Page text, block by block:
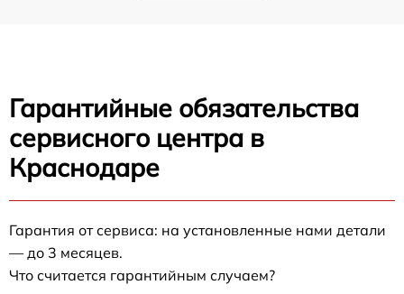
Гарантийные обязательства
сервисного центра в
Краснодаре
Гарантия от сервиса: на установленные нами детали
— до 3 месяцев.
Что считается гарантийным случаем?